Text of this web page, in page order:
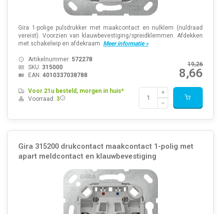
Gira 1-polige pulsdrukker met maakcontact en nulklem (nuldraad
vereist). Voorzien van klauwbevestiging/spreidklemmen. Afdekken
met schakelwip en afdekraam. Meer informatie »
19,26
8,66
Artikelnummer: 572278
SKU: 315000
EAN: 4010337038788
Voor 21u besteld, morgen in huis*
Voorraad: 3
Gira 315200 drukcontact maakcontact 1-polig met
apart meldcontact en klauwbevestiging